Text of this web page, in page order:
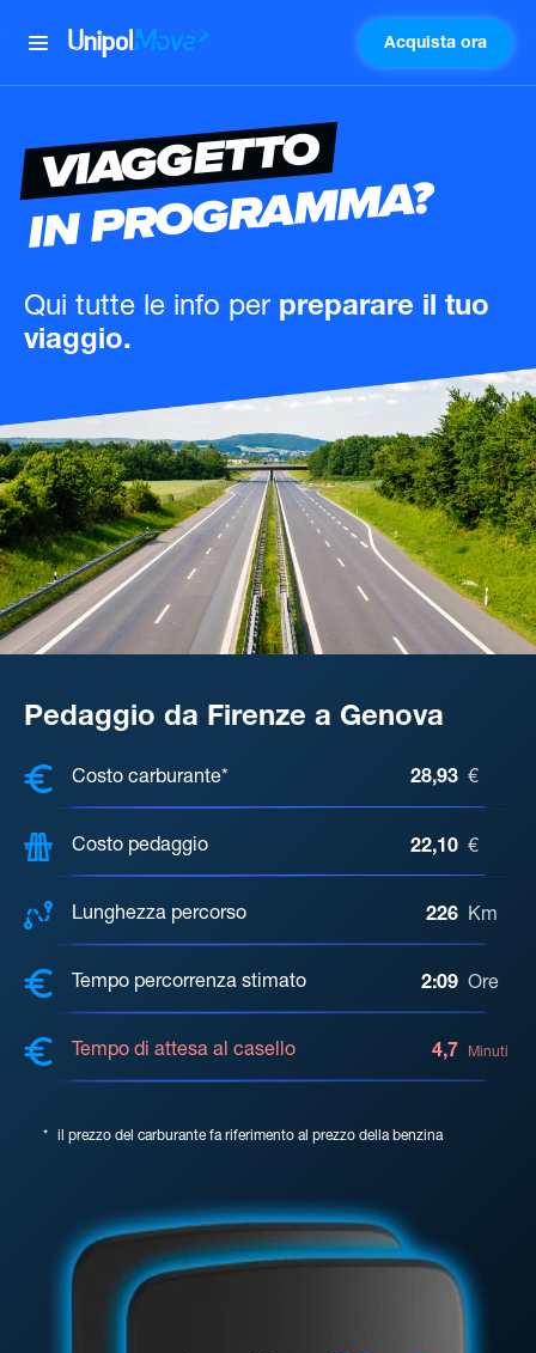
UnipolMove Acquista ora
VIAGGETTO
IN PROGRAMMA?
Qui tutte le info per preparare il tuo
viaggio.
Pedaggio da Firenze a Genova
COSTI, DISTANZA, TEMPO DI
Costo carburante* 28,93 €
Costo pedaggio 22,10 €
Lunghezza percorso 226 Km
Tempo percorrenza stimato 2:09 Ore
Tempo di attesa al casello 4,7 Minuti
* il prezzo del carburante fa riferimento al prezzo della benzina